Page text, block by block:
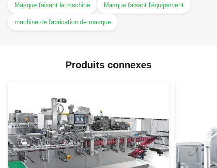
Masque faisant la machine Masque faisant l'équipement
machine de fabrication de masque
Produits connexes